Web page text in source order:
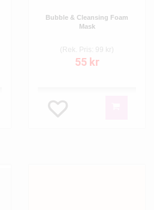
Bubble & Cleansing Foam
Mask
(Rek. Pris: 99 kr)
55 kr